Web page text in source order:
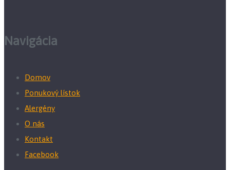
Navigácia
Domov
Ponukový lístok
Alergény
O nás
Kontakt
Facebook